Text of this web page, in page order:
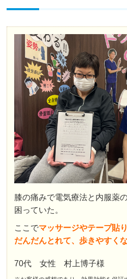
膝の痛みで電気療法と内服薬
困っていた。
ここでマッサージやテープ貼
だんだんとれて、歩きやすく
70代 女性 村上博子様